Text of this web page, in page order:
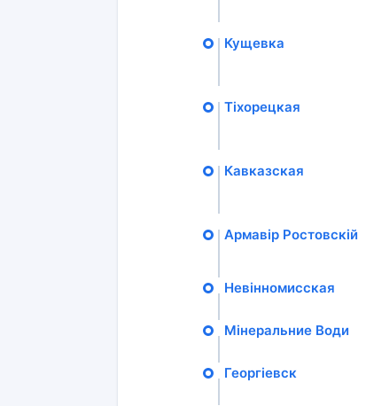
Кущевка
Тіхорецкая
Кавказская
Армавір Ростовскій
Невінномисская
Мінеральние Води
Георгіевск